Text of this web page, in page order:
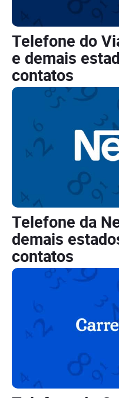
Telefone do
e demais
contatos
Telefone da
demais
contatos